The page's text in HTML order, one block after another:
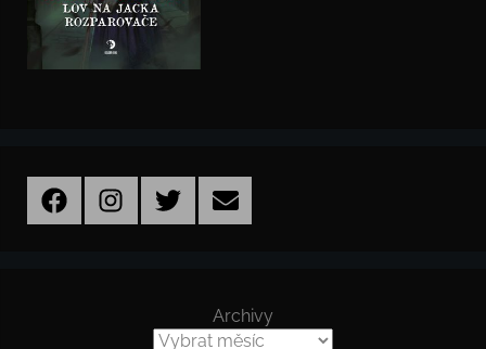
FacebookInstagramTwitter Email
Archivy